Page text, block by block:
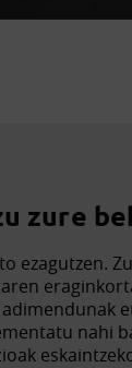
zure
ezagutzen.
nahi